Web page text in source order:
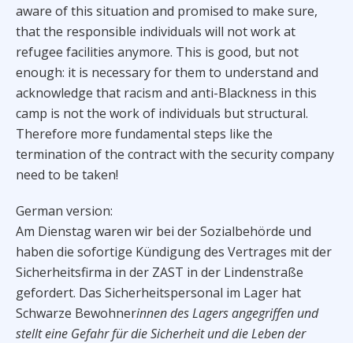
aware of this situation and promised to make sure,
that the responsible individuals will not work at
refugee facilities anymore. This is good, but not
enough: it is necessary for them to understand and
acknowledge that racism and anti-Blackness in this
camp is not the work of individuals but structural.
Therefore more fundamental steps like the
termination of the contract with the security company
need to be taken!
German version:
Am Dienstag waren wir bei der Sozialbehörde und
haben die sofortige Kündigung des Vertrages mit der
Sicherheitsfirma in der ZAST in der Lindenstraße
gefordert. Das Sicherheitspersonal im Lager hat
Schwarze Bewohnerinnen des Lagers angegriffen und
stellt eine Gefahr für die Sicherheit und die Leben der